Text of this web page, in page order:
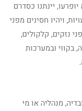
יינתנו כסדרם
ויהיו חסינים מפני
נזקים, קלקולים,
בקווי ובמערכות
מנהליה או מי